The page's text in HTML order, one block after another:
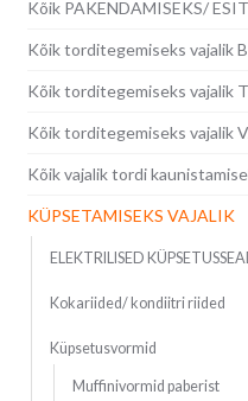
Kõik PAKENDAMISEKS/
Kõik torditegemiseks vajalik
Kõik torditegemiseks vajalik
Kõik torditegemiseks vajalik
Kõik vajalik tordi
KÜPSETAMISEKS VAJALIK
ELEKTRILISED
Kokariided/ kondiitri riided
Küpsetusvormid
Muffinivormid paberist